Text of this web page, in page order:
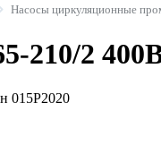
210/2